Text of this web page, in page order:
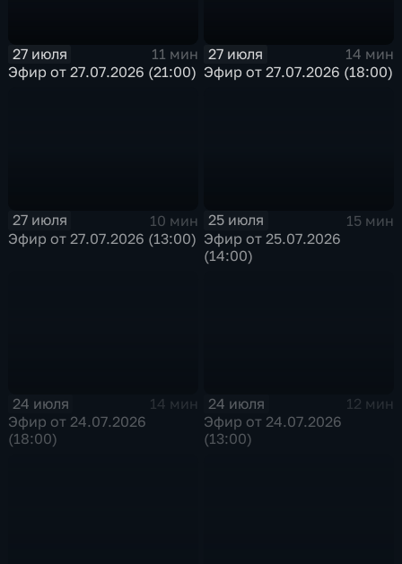
27 июля
11 мин
Эфир от 27.07.2026 (21:00)
27 июля
14 мин
Эфир от 27.07.2026 (18:00)
27 июля
10 мин
Эфир от 27.07.2026 (13:00)
25 июля
15 мин
Эфир от 25.07.2026
(14:00)
24 июля
14 мин
Эфир от 24.07.2026
(18:00)
24 июля
12 мин
Эфир от 24.07.2026
(13:00)